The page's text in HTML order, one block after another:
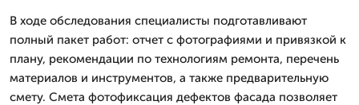
В ходе обследования специалисты подготавливают
полный пакет работ: отчет с фотографиями и привязкой к
плану, рекомендации по технологиям ремонта, перечень
материалов и инструментов, а также предварительную
смету. Смета фотофиксация дефектов фасада позволяет